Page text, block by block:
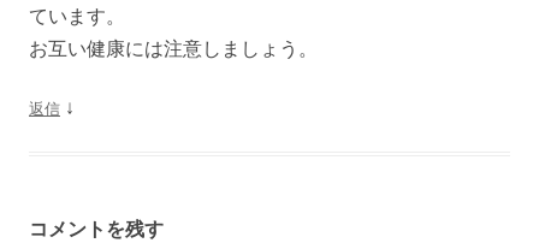
ています。
お互い健康には注意しましょう。
返信 ↓
コメントを残す